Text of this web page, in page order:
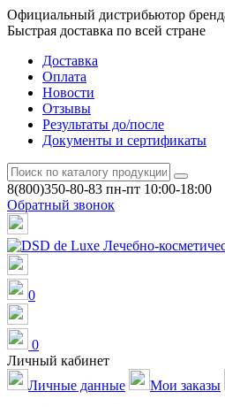
Официальный дистрибьютор
Быстрая доставка по всей стране
Доставка
Оплата
Новости
Отзывы
Результаты до/после
Документы и сертификаты
8(800)350-80-83 пн-пт 10:00-18:00
Обратный звонок
0
0
Личный кабинет
Личные данные
Мои заказы